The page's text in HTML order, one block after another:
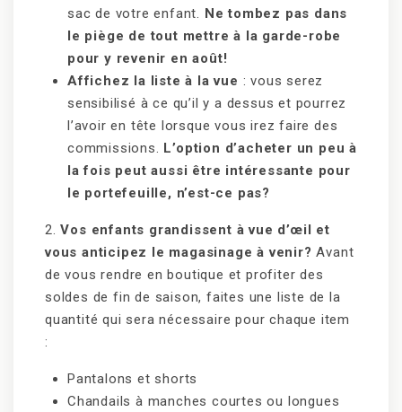
sac de votre enfant. Ne tombez pas dans
le piège de tout mettre à la garde-robe
pour y revenir en août!
Affichez la liste à la vue : vous serez
sensibilisé à ce qu’il y a dessus et pourrez
l’avoir en tête lorsque vous irez faire des
commissions. L’option d’acheter un peu à
la fois peut aussi être intéressante pour
le portefeuille, n’est-ce pas?
2.Vos enfants grandissent à vue d’œil et
vous anticipez le magasinage à venir? Avant
de vous rendre en boutique et profiter des
soldes de fin de saison, faites une liste de la
quantité qui sera nécessaire pour chaque item
:
Pantalons et shorts
Chandails à manches courtes ou longues